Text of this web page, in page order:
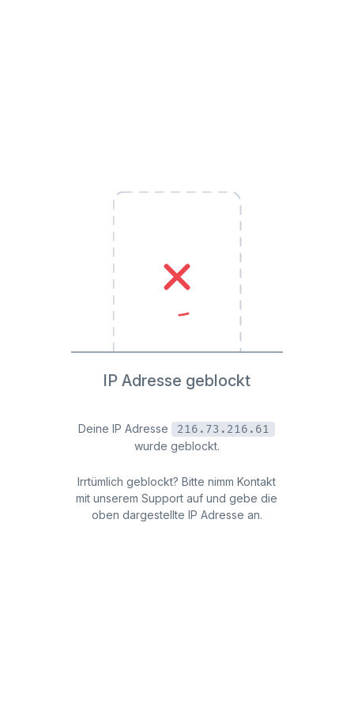
IP Adresse geblockt
Deine IP Adresse
216.73.216.61
wurde geblockt.
Irrtümlich geblockt? Bitte nimm Kontakt
mit unserem Support auf und gebe die
oben dargestellte IP Adresse an.